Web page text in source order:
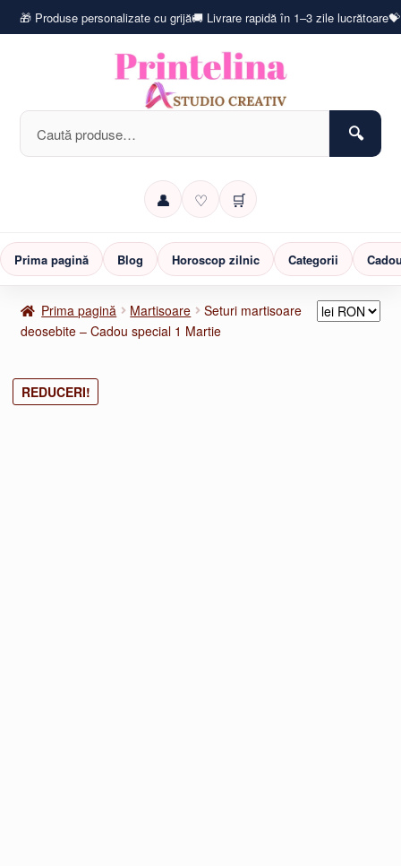
🎁 Produse personalizate cu grijă🚚 Livrare rapidă în 1–3 zile lucrătoare
Caută
după:
👤 ♡ 🛒
Prima pagină Blog Horoscop zilnic Categorii
Prima pagină Martisoare
Seturi martisoare
deosebite – Cadou special 1 Martie
REDUCERI!